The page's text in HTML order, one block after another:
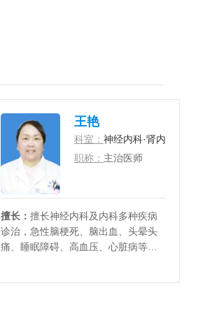
王艳
科室： 神经内科·肾内科
职称： 主治医师
擅长： 擅长神经内科及内科多种疾病
诊治，急性脑梗死、脑出血、头晕头
痛、睡眠障碍、高血压、心脏病等病